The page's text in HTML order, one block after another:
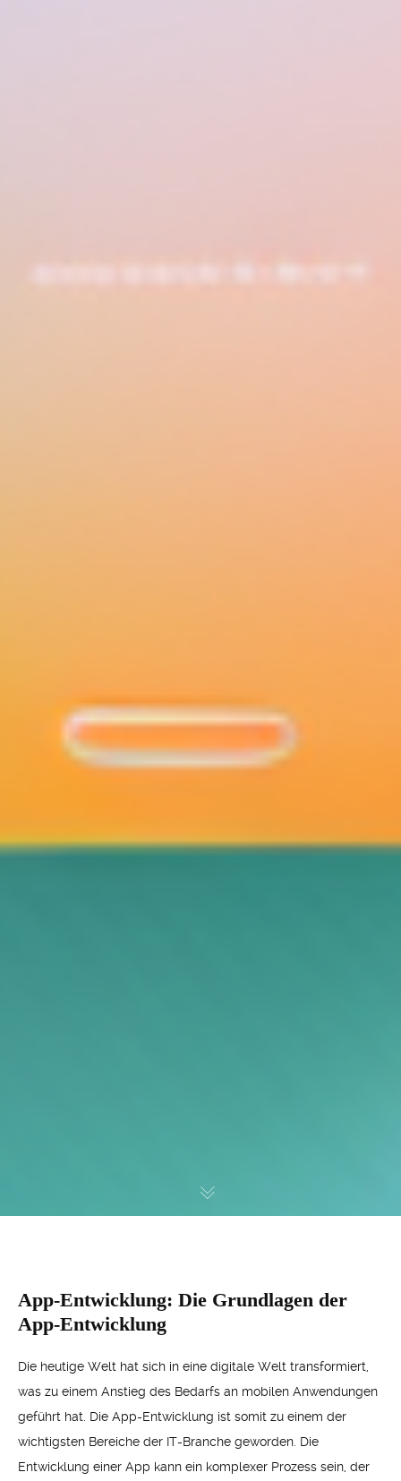
App-Entwicklung: Die Grundlagen der
App-Entwicklung
Die heutige Welt hat sich in eine digitale Welt transformiert,
was zu einem Anstieg des Bedarfs an mobilen Anwendungen
geführt hat. Die App-Entwicklung ist somit zu einem der
wichtigsten Bereiche der IT-Branche geworden. Die
Entwicklung einer App kann ein komplexer Prozess sein, der